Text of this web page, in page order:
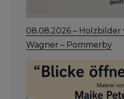
08.08.2026 – Holzbilder
Wagner – Pommerby